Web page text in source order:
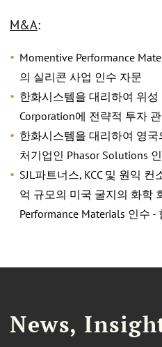
M&A:
Momentive Performance
의 실리콘 사업 인수 자문
한화시스템을 대리하여 위성
Corporation에 전략적 투자
한화시스템을 대리하여 영
처기업인 Phasor Solutions
SJL파트너스, KCC 및 원익
억 규모의 미국 굴지의 화학
Performance Materials 인수 -
News,